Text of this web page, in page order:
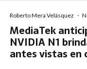
Roberto Mera Velásquez ·
MediaTek
NVIDIA N1
antes vistas